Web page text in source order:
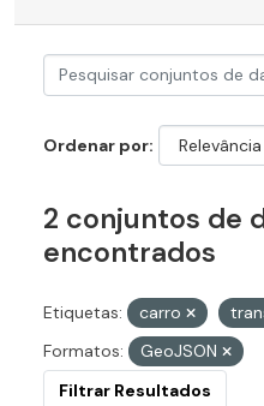
Ordenar por
2 conjuntos de
encontrados
Etiquetas: carro
Formatos:
GeoJSON
Filtrar Resultados